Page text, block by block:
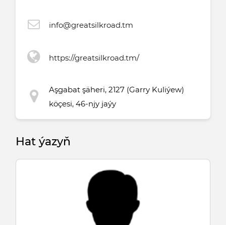
info@greatsilkroad.tm
https://greatsilkroad.tm/
Aşgabat şäheri, 2127 (Garry Kuliýew)
köçesi, 46-njy jaýy
Hat ýazyň